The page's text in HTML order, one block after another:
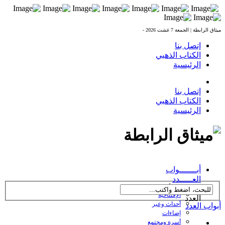
ميثاق الرابطة | الجمعة 7 غشت 2026 -
إتصل بنا
الكتاب الذهبي
الرئيسية
إتصل بنا
الكتاب الذهبي
الرئيسية
أبـــــــواب
العـــــدد
← تصفح أبواب
العدد الإفتتاحية
أحداث وعبر
إضاءات
أسرة ومجتمع
أبواب العدد